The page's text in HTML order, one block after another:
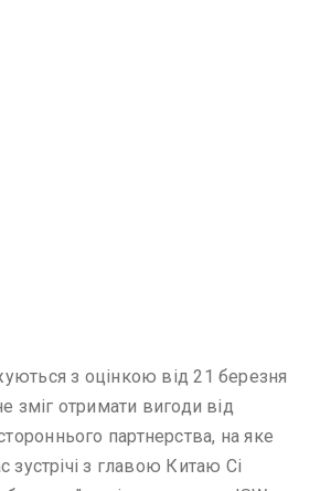
з оцінкою від 21 березня
зміг отримати вигоди від
партнерства, на яке
зустрічі з главою Китаю Сі